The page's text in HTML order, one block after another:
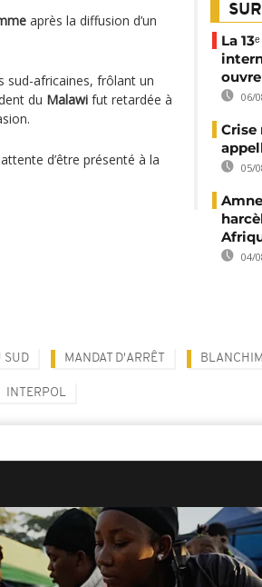
après la diffusion d’un
sud-africaines, frôlant un
du Malawi fut retardée à
d’être présenté à la
La
06/
Crise
05/
04/
SUD MANDAT D'ARRÊT
INTERPOL